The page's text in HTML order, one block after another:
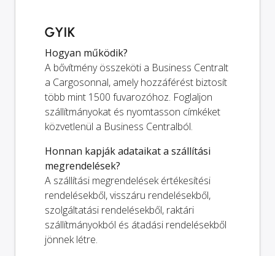
GYIK
Hogyan működik?
A bővítmény összeköti a Business Centralt
a Cargosonnal, amely hozzáférést biztosít
több mint 1500 fuvarozóhoz. Foglaljon
szállítmányokat és nyomtasson címkéket
közvetlenül a Business Centralból.
Honnan kapják adataikat a szállítási
megrendelések?
A szállítási megrendelések értékesítési
rendelésekből, visszáru rendelésekből,
szolgáltatási rendelésekből, raktári
szállítmányokból és átadási rendelésekből
jönnek létre.